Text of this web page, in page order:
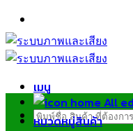
ข้าม
ไป
ยัง
เมนู
ค้นหา:
หมวดหมู่สินค้า